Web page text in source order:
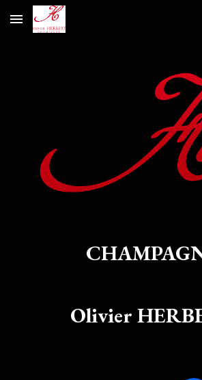
Skip to main content
Olivier